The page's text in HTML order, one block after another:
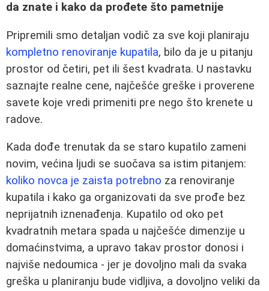
da znate i kako da prođete što pametnije
Pripremili smo detaljan vodič za sve koji planiraju
kompletno renoviranje kupatila, bilo da je u pitanju
prostor od četiri, pet ili šest kvadrata. U nastavku
saznajte realne cene, najčešće greške i proverene
savete koje vredi primeniti pre nego što krenete u
radove.
Kada dođe trenutak da se staro kupatilo zameni
novim, većina ljudi se suočava sa istim pitanjem:
koliko novca je zaista potrebno za renoviranje
kupatila i kako ga organizovati da sve prođe bez
neprijatnih iznenađenja. Kupatilo od oko pet
kvadratnih metara spada u najčešće dimenzije u
domaćinstvima, a upravo takav prostor donosi i
najviše nedoumica - jer je dovoljno mali da svaka
greška u planiranju bude vidljiva, a dovoljno veliki da